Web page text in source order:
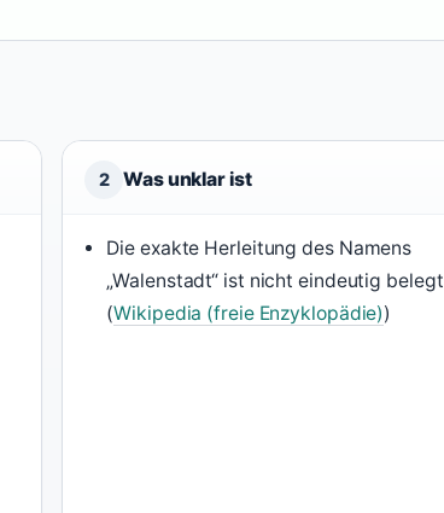
2 Was unklar ist
Die exakte Herleitung des Namens
„Walenstadt“ ist nicht eindeutig belegt
(Wikipedia (freie Enzyklopädie))